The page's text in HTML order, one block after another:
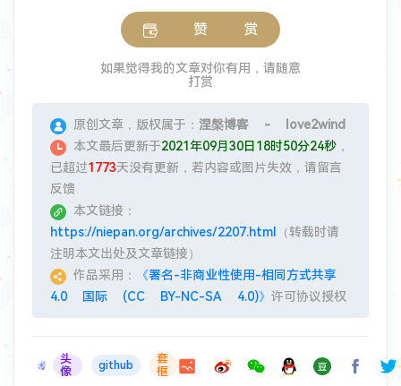
赞 赏
如果觉得我的文章对你有用，请随意
打赏
原创文章，版权属于： 涅槃博客 - love2wind
本文最后更新于2021年09月30日18时50分24秒 ，
已超过1773天没有更新，若内容或图片失效，请留言
反馈
本文链接：
https://niepan.org/archives/2207.html
（转载时请
注明本文出处及文章链接）
作品采用：
《署名-非商业性使用-相同方式共享
4.0 国际 (CC BY-NC-SA 4.0)》 许可协议授权
头
像
github
套
框